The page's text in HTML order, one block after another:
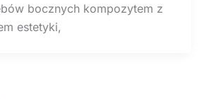
bocznych kompozytem z
estetyki,